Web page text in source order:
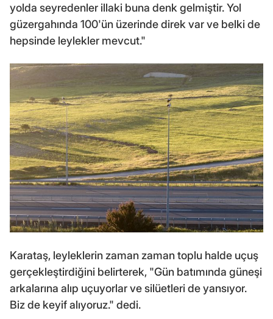
yolda seyredenler illaki buna denk gelmiştir. Yol
güzergahında 100'ün üzerinde direk var ve belki de
hepsinde leylekler mevcut."
Karataş, leyleklerin zaman zaman toplu halde uçuş
gerçekleştirdiğini belirterek, "Gün batımında güneşi
arkalarına alıp uçuyorlar ve silüetleri de yansıyor.
Biz de keyif alıyoruz." dedi.